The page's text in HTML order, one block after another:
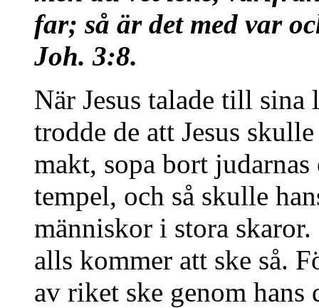
far; så är det med var
Joh. 3:8.
När Jesus talade till
trodde de att Jesus
makt, sopa bort
tempel, och så skulle
människor i stora skaror.
alls kommer att ske så.
av riket ske genom